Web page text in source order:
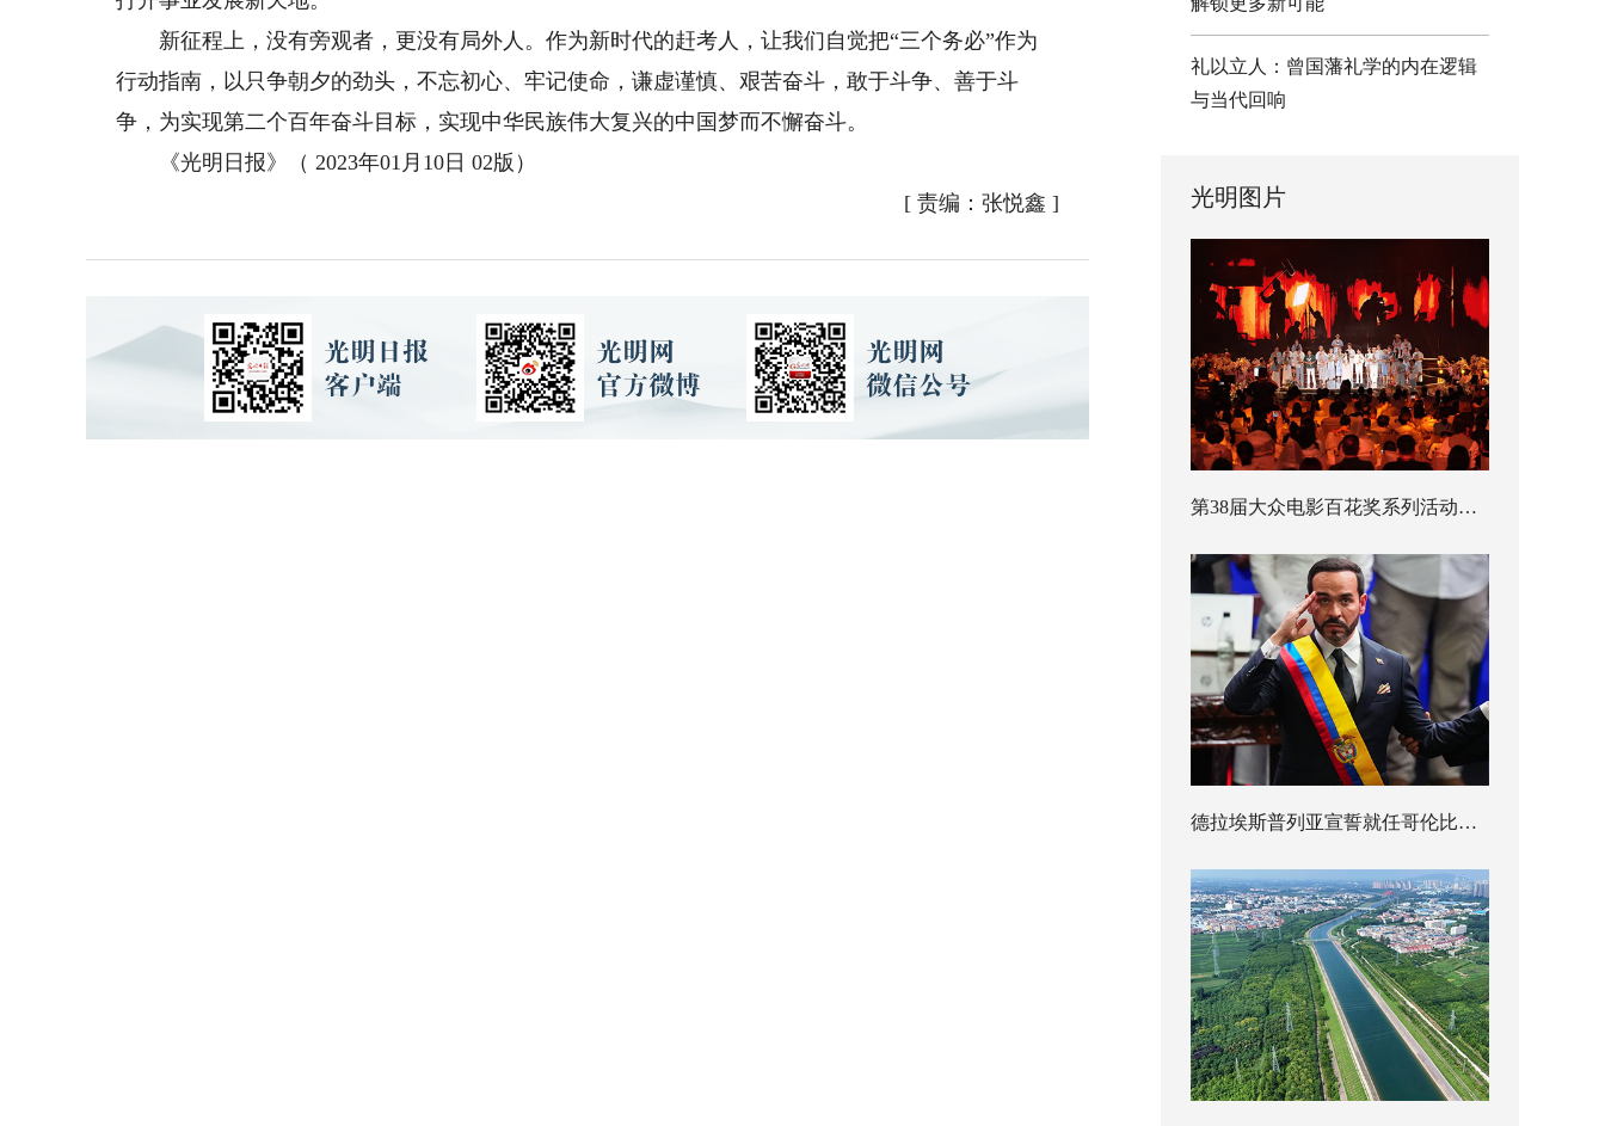
新征程上，没有旁观者，更没有局外人。作为新时代的赶考人，让我们自觉把“三个务必”作为
行动指南，以只争朝夕的劲头，不忘初心、牢记使命，谦虚谨慎、艰苦奋斗，敢于斗争、善于斗
争，为实现第二个百年奋斗目标，实现中华民族伟大复兴的中国梦而不懈奋斗。
《光明日报》（ 2023年01月10日 02版）
[ 责编：张悦鑫 ]
礼以立人：曾国藩礼学的内在逻辑
与当代回响
光明图片
第38届大众电影百花奖系列活动开幕
德拉埃斯普列亚宣誓就任哥伦比亚总统